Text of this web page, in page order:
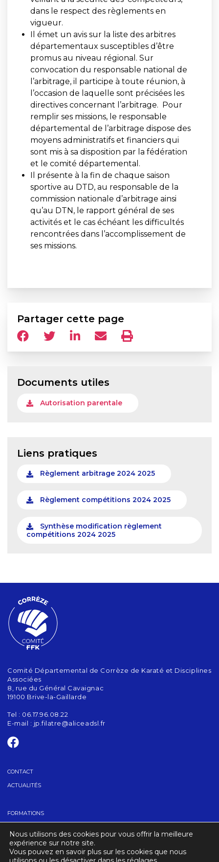
dans le respect des règlements en
vigueur.
Il émet un avis sur la liste des arbitres
départementaux susceptibles d’être
promus au niveau régional. Sur
convocation du responsable national de
l’arbitrage, il participe à toute réunion, à
l’occasion de laquelle sont précisées les
directives concernant l’arbitrage. Pour
remplir ses missions, le responsable
départemental de l’arbitrage dispose des
moyens administratifs et financiers qui
sont mis à sa disposition par la fédération
et le comité départemental.
Il présente à la fin de chaque saison
sportive au DTD, au responsable de la
commission nationale d’arbitrage ainsi
qu’au DTN, le rapport général de ses
activités et le cas échéant les difficultés
rencontrées dans l’accomplissement de
ses missions.
Partager cette page
Documents utiles
Autorisation parentale
Liens pratiques
Règlement arbitrage 2024 2025
Règlement compétitions 2024 2025
Synthèse modification règlement
compétitions 2024 2025
Comité Départemental de Corrèze de Karaté et Disciplines
Associées
8, rue du Général Cavaignac
19100 Brive-la-Gaillarde
Tel : 06.17.96.08.22
E-mail : jp.filatre@aliceadsl.fr
CONTACT
ACTUALITÉS
FORMATIONS
TROUVER UN CLUB
Nous utilisons des cookies pour vous offrir la meilleure
expérience sur notre site.
Vous pouvez en savoir plus sur les cookies que nous